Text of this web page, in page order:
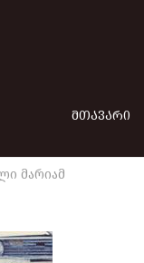
ᲛᲗᲐᲕᲐᲠᲘ
მარიამ